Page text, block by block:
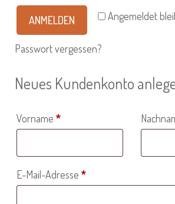
Angemeldet
ANMELDEN
Passwort vergessen?
Neues Kundenkonto
Vorname *
E-Mail-Adresse *Erforderlich